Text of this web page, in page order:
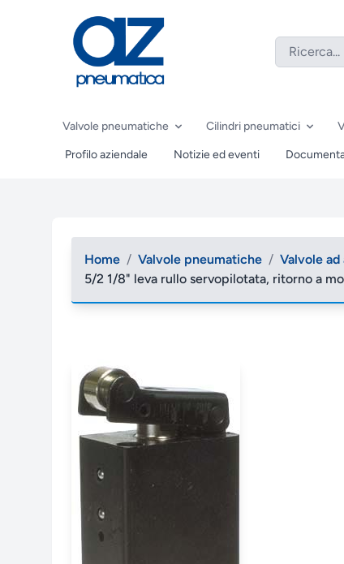
Valvole pneumatiche Cilindri pneumatici
Profilo aziendale Notizie ed eventi
Home / Valvole pneumatiche / Valvole
5/2 1/8" leva rullo servopilotata, ritorno a